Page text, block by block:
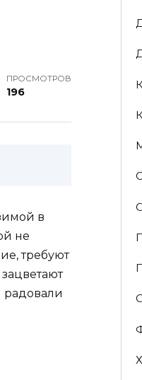
ПРОСМОТРОВ
196
в
не
требуют
радовали